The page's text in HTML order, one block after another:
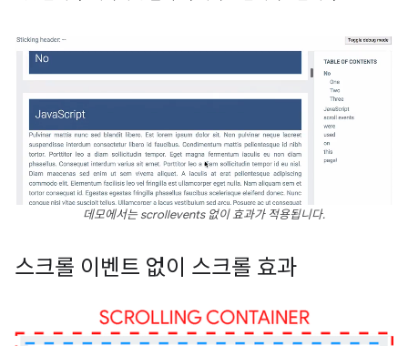
데모에서는 scrollevents 없이 효과가 적용됩니다.
스크롤 이벤트 없이 스크롤 효과